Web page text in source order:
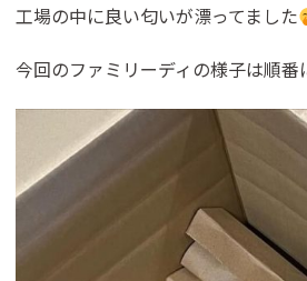
工場の中に良い匂いが漂ってました
今回のファミリーディの様子は順